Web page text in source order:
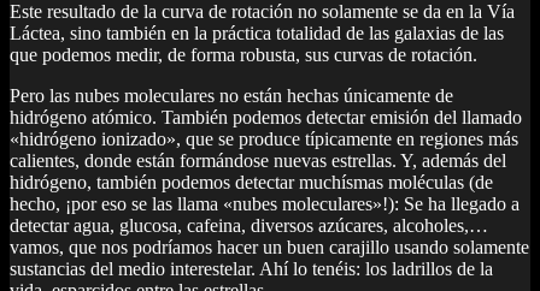
Este resultado de la curva de rotación no solamente se da en la Vía
Láctea, sino también en la práctica totalidad de las galaxias de las
que podemos medir, de forma robusta, sus curvas de rotación.
Pero las nubes moleculares no están hechas únicamente de
hidrógeno atómico. También podemos detectar emisión del llamado
«hidrógeno ionizado», que se produce típicamente en regiones más
calientes, donde están formándose nuevas estrellas. Y, además del
hidrógeno, también podemos detectar muchísmas moléculas (de
hecho, ¡por eso se las llama «nubes moleculares»!): Se ha llegado a
detectar agua, glucosa, cafeina, diversos azúcares, alcoholes,…
vamos, que nos podríamos hacer un buen carajillo usando solamente
sustancias del medio interestelar. Ahí lo tenéis: los ladrillos de la